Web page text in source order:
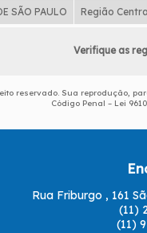
SÃO PAULO Região Central
Verifique as
reservado. Sua reprodução,
Código Penal – Lei
Rua Friburgo , 161
(11)
(11)